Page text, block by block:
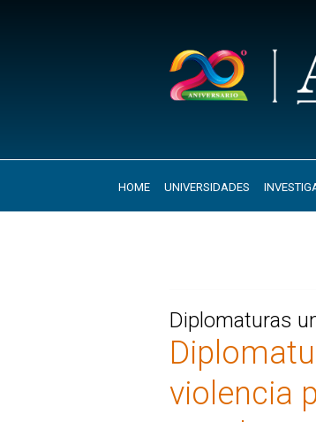
HOME UNIVERSIDADES
Diplomaturas
violencia